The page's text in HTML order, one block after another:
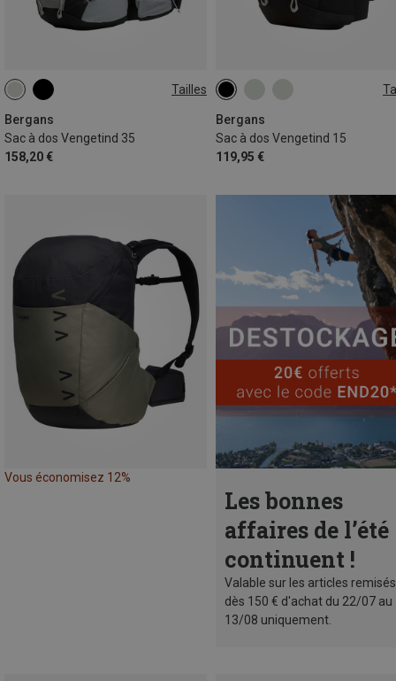
Tailles
Bergans
Sac à dos Vengetind 35
158,20 €
35L | S-M
Bergans
Sac à dos Vengetind 15
119,95 €
15L | S-M
Vous économisez 12%
Les bonnes
affaires de l’été
continuent !
Valable sur les articles remisés
dès 150 € d'achat du 22/07 au
13/08 uniquement.